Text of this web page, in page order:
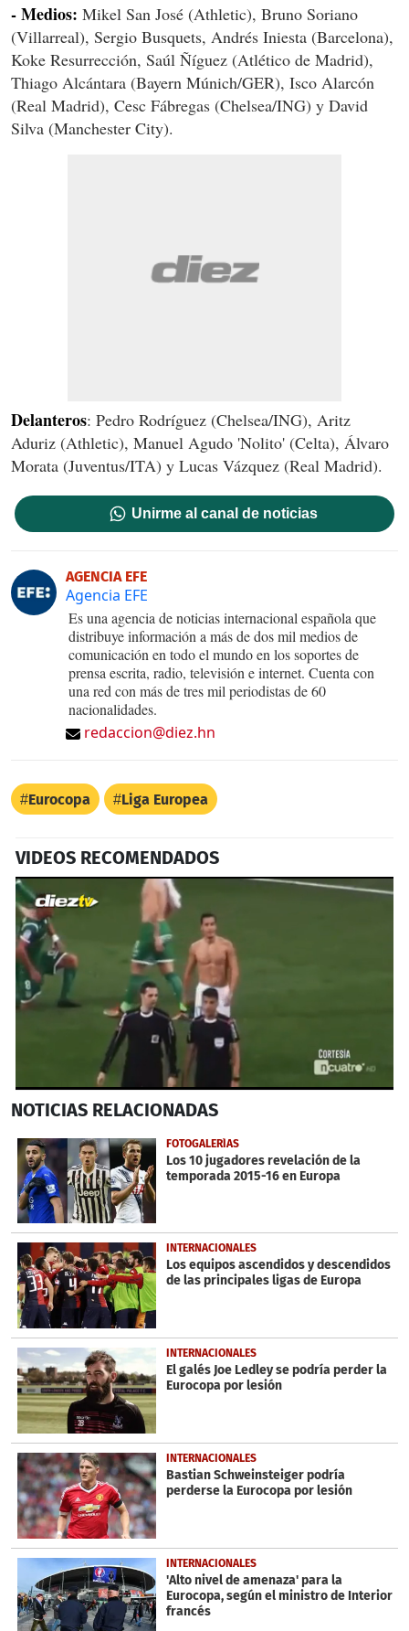
- Medios: Mikel San José (Athletic), Bruno Soriano
(Villarreal), Sergio Busquets, Andrés Iniesta (Barcelona),
Koke Resurrección, Saúl Ñíguez (Atlético de Madrid),
Thiago Alcántara (Bayern Múnich/GER), Isco Alarcón
(Real Madrid), Cesc Fábregas (Chelsea/ING) y David
Silva (Manchester City).
Delanteros: Pedro Rodríguez (Chelsea/ING), Aritz
Aduriz (Athletic), Manuel Agudo 'Nolito' (Celta), Álvaro
Morata (Juventus/ITA) y Lucas Vázquez (Real Madrid).
Unirme al canal de noticias
AGENCIA EFE
Agencia EFE
Es una agencia de noticias internacional española que
distribuye información a más de dos mil medios de
comunicación en todo el mundo en los soportes de
prensa escrita, radio, televisión e internet. Cuenta con
una red con más de tres mil periodistas de 60
nacionalidades.
redaccion@diez.hn
Eurocopa Liga Europea
VIDEOS RECOMENDADOS
seconds
55
seconds
NOTICIAS RELACIONADAS
FOTOGALERÍAS
Los 10 jugadores revelación de la
temporada 2015-16 en Europa
INTERNACIONALES
Los equipos ascendidos y descendidos
de las principales ligas de Europa
INTERNACIONALES
El galés Joe Ledley se podría perder la
Eurocopa por lesión
INTERNACIONALES
Bastian Schweinsteiger podría
perderse la Eurocopa por lesión
INTERNACIONALES
'Alto nivel de amenaza' para la
Eurocopa, según el ministro de Interior
francés